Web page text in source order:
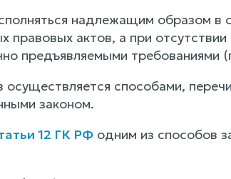
надлежащим образом в
правовых актов, а при
предъявляемыми требованиями
способами,
законом.
12 ГК РФодним из способов